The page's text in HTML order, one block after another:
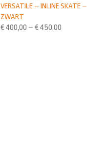
VERSATILE – INLINE SKATE –
ZWART
€ 400,00 – € 450,00